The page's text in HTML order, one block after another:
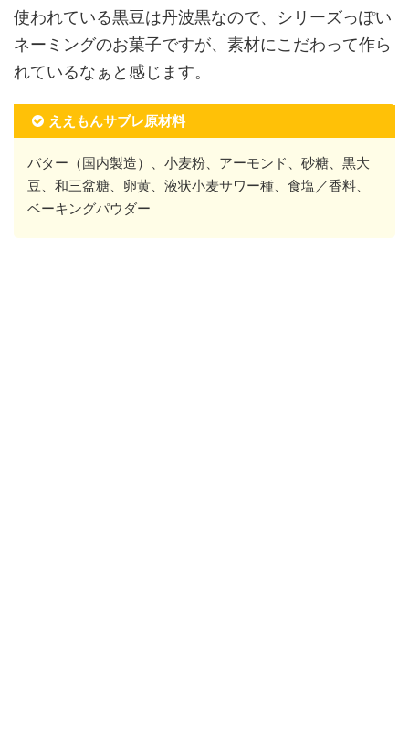
使われている黒豆は丹波黒なので、シリーズっぽい
ネーミングのお菓子ですが、素材にこだわって作ら
れているなぁと感じます。
ええもんサブレ原材料
バター（国内製造）、小麦粉、アーモンド、砂糖、黒大
豆、和三盆糖、卵黄、液状小麦サワー種、食塩／香料、
ベーキングパウダー